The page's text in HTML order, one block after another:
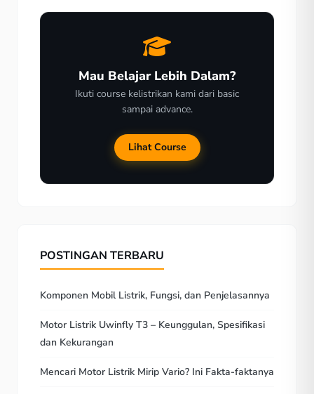
Mau Belajar Lebih Dalam?
Ikuti course kelistrikan kami dari basic
sampai advance.
Lihat Course
POSTINGAN TERBARU
Komponen Mobil Listrik, Fungsi, dan Penjelasannya
Motor Listrik Uwinfly T3 – Keunggulan, Spesifikasi
dan Kekurangan
Mencari Motor Listrik Mirip Vario? Ini Fakta-faktanya